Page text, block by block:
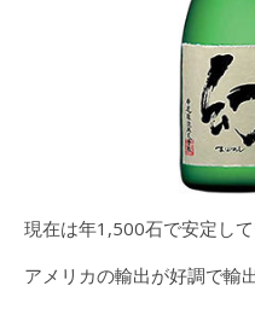
現在は年1,500石で安定し
アメリカの輸出が好調で輸